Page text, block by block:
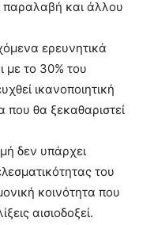
παραλαβή και άλλου
ερευνητικά
με το 30% του
ικανοποιητική
που θα ξεκαθαριστεί
δεν υπάρχει
του
κοινότητα που
αισιοδοξεί.